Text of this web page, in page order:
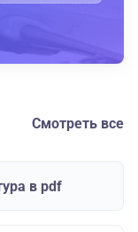
Смотреть все
в pdf